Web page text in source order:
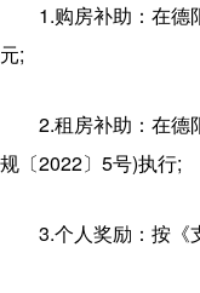
1.购房补助：在德
元;
2.租房补助：在德
规〔2022〕5号)执行;
3.个人奖励：按《